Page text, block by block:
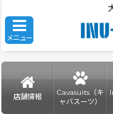
メニュー
店舗情報
Cavasuits（キ
ャバスーツ）